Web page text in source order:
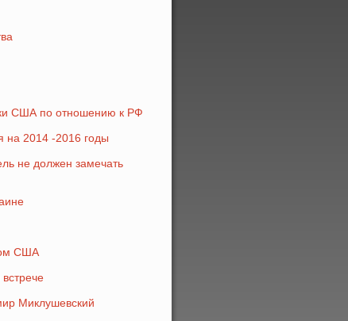
США по отношению к РФ
на 2014 -2016 годы
не должен замечать
США
Миклушевский